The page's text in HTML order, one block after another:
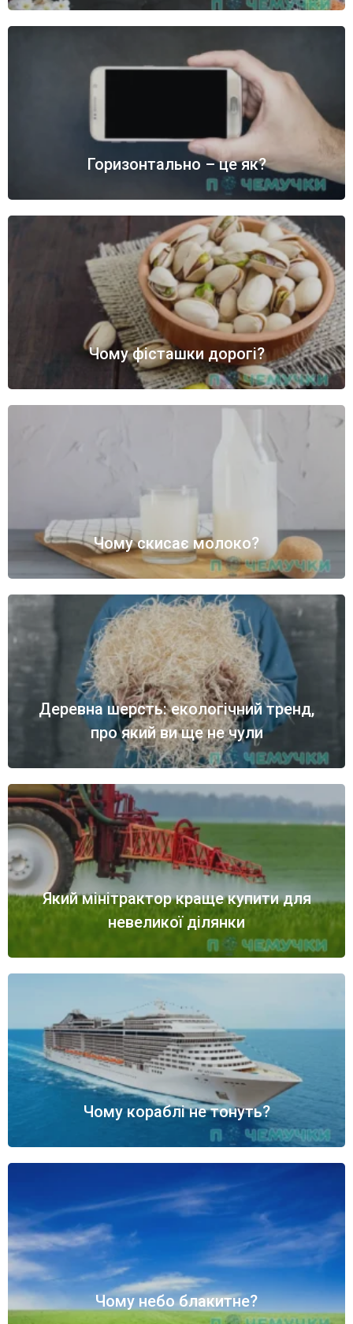
Горизонтально – це як?
Чому фісташки дорогі?
Чому скисає молоко?
Деревна шерсть: екологічний тренд,
про який ви ще не чули
Який мінітрактор краще купити для
невеликої ділянки
Чому кораблі не тонуть?
Чому небо блакитне?